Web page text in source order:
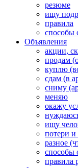
резюме
ищу
правила
способы
Объявления
акции,
продам
куплю
сдам (в
сниму
меняю
окажу
ищу
потери
разное
способы
правила